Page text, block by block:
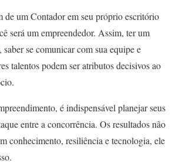
de um Contador em seu próprio escritório
será um empreendedor. Assim, ter um
se comunicar com sua equipe e
talentos podem ser atributos decisivos ao
é indispensável planejar seus
entre a concorrência. Os resultados não
conhecimento, resiliência e tecnologia, ele